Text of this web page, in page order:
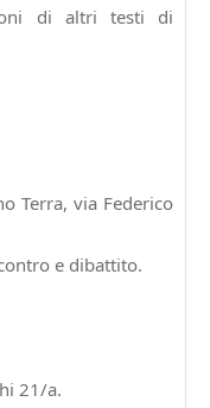
di altri testi di
Terra, via Federico
e dibattito.
21/a.